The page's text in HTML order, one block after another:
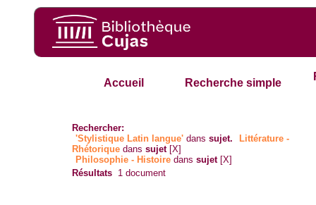
Accueil Recherche simple
Rechercher:
'Stylistique Latin langue' danssujet.
Littérature -
Rhétorique danssujet [X]
Philosophie - Histoire danssujet [X]
Résultats 1 document